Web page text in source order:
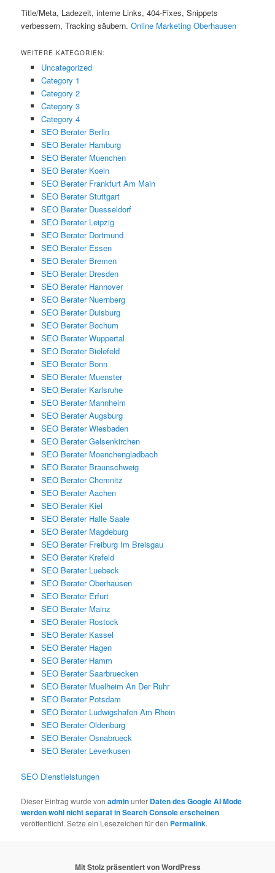
Title/Meta, Ladezeit, interne Links, 404-Fixes, Snippets
verbessern, Tracking säubern.Online Marketing Oberhausen
WEITERE KATEGORIEN:
Uncategorized
Category 1
Category 2
Category 3
Category 4
SEO Berater Berlin
SEO Berater Hamburg
SEO Berater Muenchen
SEO Berater Koeln
SEO Berater Frankfurt Am Main
SEO Berater Stuttgart
SEO Berater Duesseldorf
SEO Berater Leipzig
SEO Berater Dortmund
SEO Berater Essen
SEO Berater Bremen
SEO Berater Dresden
SEO Berater Hannover
SEO Berater Nuernberg
SEO Berater Duisburg
SEO Berater Bochum
SEO Berater Wuppertal
SEO Berater Bielefeld
SEO Berater Bonn
SEO Berater Muenster
SEO Berater Karlsruhe
SEO Berater Mannheim
SEO Berater Augsburg
SEO Berater Wiesbaden
SEO Berater Gelsenkirchen
SEO Berater Moenchengladbach
SEO Berater Braunschweig
SEO Berater Chemnitz
SEO Berater Aachen
SEO Berater Kiel
SEO Berater Halle Saale
SEO Berater Magdeburg
SEO Berater Freiburg Im Breisgau
SEO Berater Krefeld
SEO Berater Luebeck
SEO Berater Oberhausen
SEO Berater Erfurt
SEO Berater Mainz
SEO Berater Rostock
SEO Berater Kassel
SEO Berater Hagen
SEO Berater Hamm
SEO Berater Saarbruecken
SEO Berater Muelheim An Der Ruhr
SEO Berater Potsdam
SEO Berater Ludwigshafen Am Rhein
SEO Berater Oldenburg
SEO Berater Osnabrueck
SEO Berater Leverkusen
SEO Dienstleistungen
Dieser Eintrag wurde vonadminunter Daten des Google AI Mode
werden wohl nicht separat in Search Console erscheinen
veröffentlicht. Setze ein Lesezeichen für den Permalink.
Mit Stolz präsentiert von WordPress